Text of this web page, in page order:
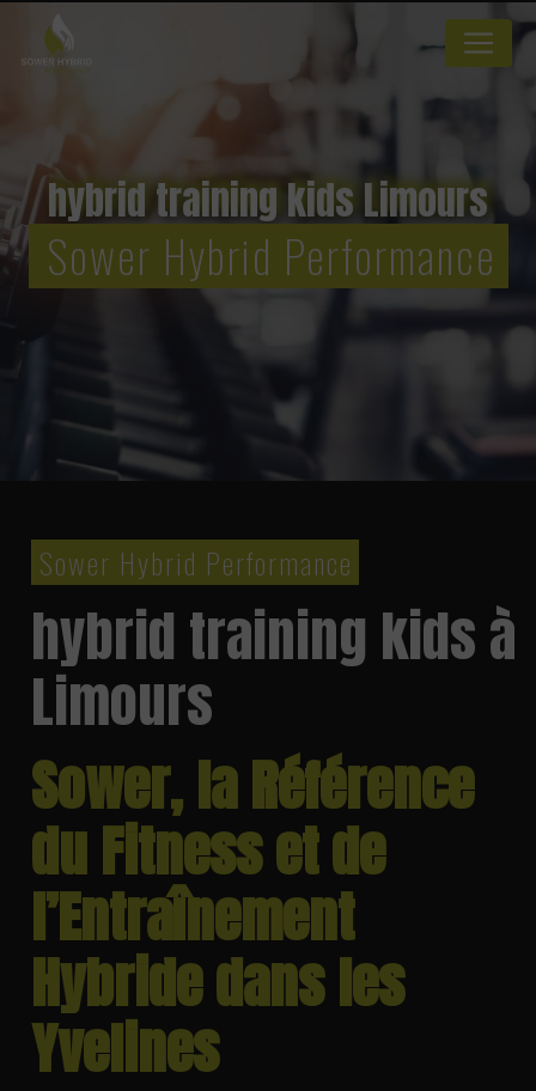
hybrid training kids Limours
Sower Hybrid Performance
Sower Hybrid Performance
hybrid training kids à
Limours
Sower, la Référence
du Fitness et de
l’Entraînement
Hybride dans les
Yvelines